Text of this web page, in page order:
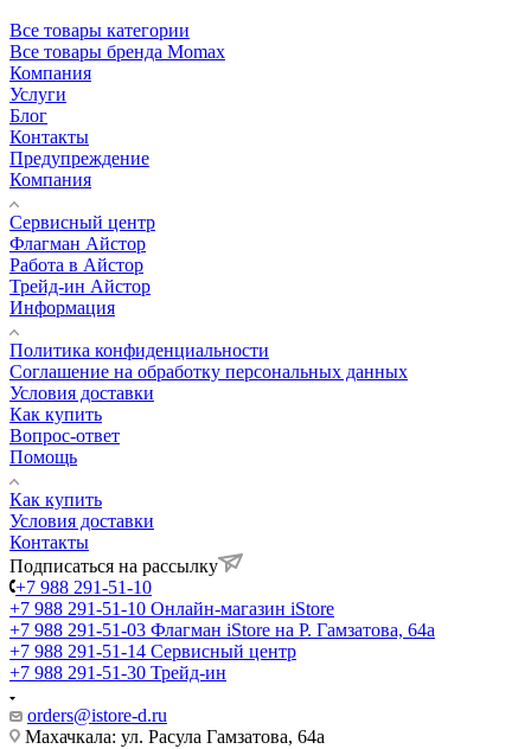
Все товары категории
Все товары бренда Momax
Компания
Услуги
Блог
Контакты
Предупреждение
Компания
Сервисный центр
Флагман Айстор
Работа в Айстор
Трейд-ин Айстор
Информация
Политика конфиденциальности
Соглашение на обработку персональных данных
Условия доставки
Как купить
Вопрос-ответ
Помощь
Как купить
Условия доставки
Контакты
Подписаться на рассылку
+7 988 291-51-10
+7 988 291-51-10 Онлайн-магазин iStore
+7 988 291-51-03 Флагман iStore на Р. Гамзатова, 64а
+7 988 291-51-14 Сервисный центр
+7 988 291-51-30 Трейд-ин
orders@istore-d.ru
Махачкала: ул. Расула Гамзатова, 64а